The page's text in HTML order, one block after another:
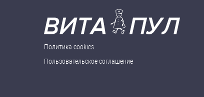
Политика cookies
Пользовательское соглашение